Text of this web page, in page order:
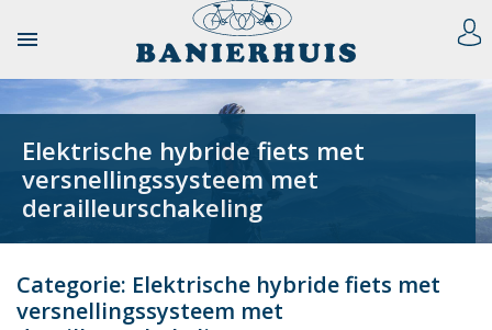

Elektrische hybride fiets met
versnellingssysteem met
derailleurschakeling
Categorie: Elektrische hybride fiets met
versnellingssysteem met